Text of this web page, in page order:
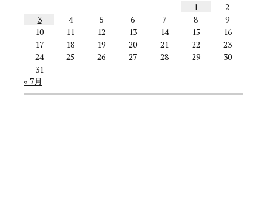
1
2
3
4 5 6 7 8
9
10
11 12 13 14 15
16
17
18 19 20 21 22
23
24
25 26 27 28 29
30
31
« 7月